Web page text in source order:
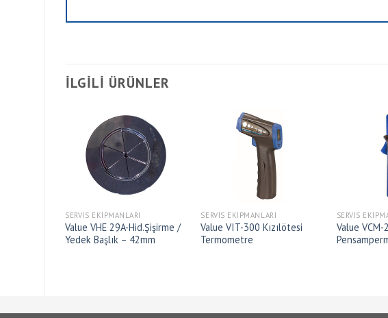
İLGILI ÜRÜNLER
SERVIS EKIPMANLARI
Value VHE 29A-Hid.Şişirme /
Yedek Başlık – 42mm
SERVIS EKIPMANLARI
Value VIT-300 Kızılötesi
Termometre
SERVIS
Value